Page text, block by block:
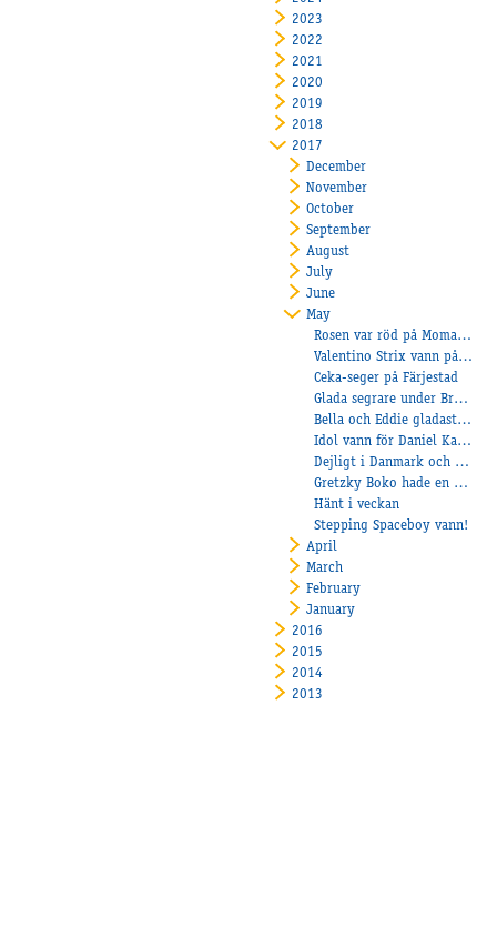
2023
2022
2021
2020
2019
2018
2017
December
November
October
September
August
July
June
May
Rosen var röd på Momarken
Valentino Strix vann på Sundbyholm!
Ceka-seger på Färjestad
Glada segrare under Breddloppskvällen!
Bella och Eddie gladast på Axevalla!
Idol vann för Daniel Karlsson
Dejligt i Danmark och Fransk unghästträning
Gretzky Boko hade en härlig kväll på Mantorp!
Hänt i veckan
Stepping Spaceboy vann!
April
March
February
January
2016
2015
2014
2013